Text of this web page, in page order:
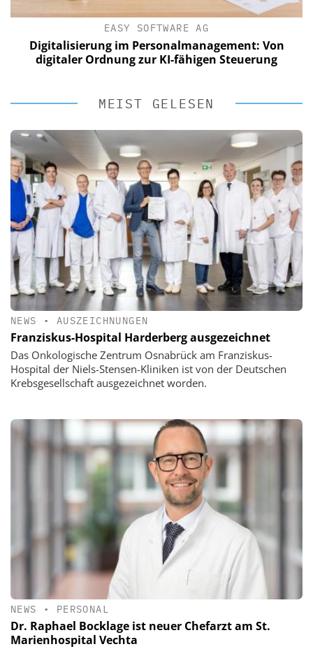
EASY SOFTWARE AG
Digitalisierung im Personalmanagement: Von
digitaler Ordnung zur KI-fähigen Steuerung
MEIST GELESEN
NEWS • AUSZEICHNUNGEN
Franziskus-Hospital Harderberg ausgezeichnet
Das Onkologische Zentrum Osnabrück am Franziskus-
Hospital der Niels-Stensen-Kliniken ist von der Deutschen
Krebsgesellschaft ausgezeichnet worden.
NEWS • PERSONAL
Dr. Raphael Bocklage ist neuer Chefarzt am St.
Marienhospital Vechta